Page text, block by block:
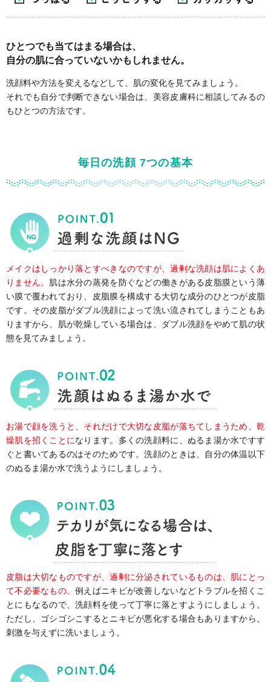
ひとつでも当てはまる場合は、
自分の肌に合っていないかもしれません。
洗顔料や方法を変えるなどして、肌の変化を見てみましょう。
それでも自分で判断できない場合は、美容皮膚科に相談してみるの
もひとつの方法です。
毎日の洗顔 7つの基本
メイクはしっかり落とすべきなのですが、過剰な洗顔は肌によくあ
りません。 肌は水分の蒸発を防ぐなどの働きがある皮脂膜という薄
い膜で覆われており、皮脂膜を構成する大切な成分のひとつが皮脂
です。その皮脂がダブル洗顔によって洗い流されてしまうこともあ
りますから、肌が乾燥している場合は、ダブル洗顔をやめて肌の状
態を見てみましょう。
お湯で顔を洗うと、それだけで大切な皮脂が落ちてしまうため、乾
燥肌を招くことになります。多くの洗顔料に、ぬるま湯か水ですす
ぐと書いてあるのはそのためです。洗顔のときは、自分の体温以下
のぬるま湯か水で洗うようにしましょう。
皮脂は大切なものですが、過剰に分泌されているものは、肌にとっ
て不必要なもの。例えばニキビが改善しないなどトラブルを招くこ
とにもなるので、洗顔料を使って丁寧に落とすようにしましょう。
ただし、ゴシゴシこするとニキビが悪化する場合もありますから、
刺激を与えずに洗いましょう。